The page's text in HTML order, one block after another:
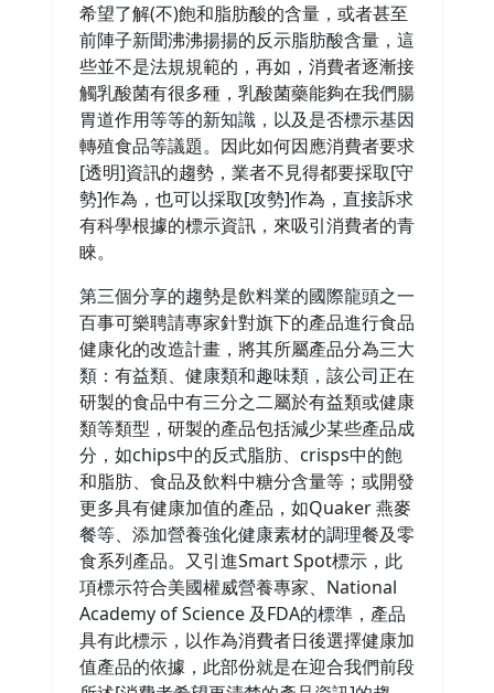
希望了解(不)飽和脂肪酸的含量，或者甚至
前陣子新聞沸沸揚揚的反示脂肪酸含量，這
些並不是法規規範的，再如，消費者逐漸接
觸乳酸菌有很多種，乳酸菌藥能夠在我們腸
胃道作用等等的新知識，以及是否標示基因
轉殖食品等議題。因此如何因應消費者要求
[透明]資訊的趨勢，業者不見得都要採取[守
勢]作為，也可以採取[攻勢]作為，直接訴求
有科學根據的標示資訊，來吸引消費者的青
睞。
第三個分享的趨勢是飲料業的國際龍頭之一
百事可樂聘請專家針對旗下的產品進行食品
健康化的改造計畫，將其所屬產品分為三大
類：有益類、健康類和趣味類，該公司正在
研製的食品中有三分之二屬於有益類或健康
類等類型，研製的產品包括減少某些產品成
分，如chips中的反式脂肪、crisps中的飽
和脂肪、食品及飲料中糖分含量等；或開發
更多具有健康加值的產品，如Quaker 燕麥
餐等、添加營養強化健康素材的調理餐及零
食系列產品。又引進Smart Spot標示，此
項標示符合美國權威營養專家、National
Academy of Science 及FDA的標準，產品
具有此標示，以作為消費者日後選擇健康加
值產品的依據，此部份就是在迎合我們前段